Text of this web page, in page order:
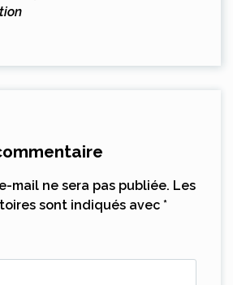
mail ne sera pas publiée. Les
sont indiqués avec *